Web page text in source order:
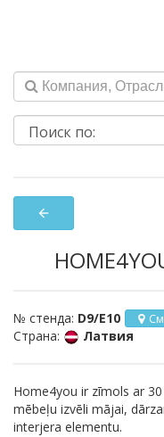
arrow_back
№ стенда: D9/E10
Страна: Латвия
Home4you ir zīmols ar
mēbeļu izvēli mājai,
interjera elementu.